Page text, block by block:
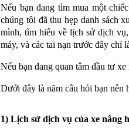
Nếu bạn đang tìm mua một chiếc
chúng tôi đã thu hẹp danh sách
mình, tìm hiểu về lịch sử dịch
máy, và các tai nạn trước đây chỉ
Nếu bạn đang quan tâm đầu tư
Dưới đây là năm câu hỏi bạn nên
1) Lịch sử dịch vụ của xe nâng